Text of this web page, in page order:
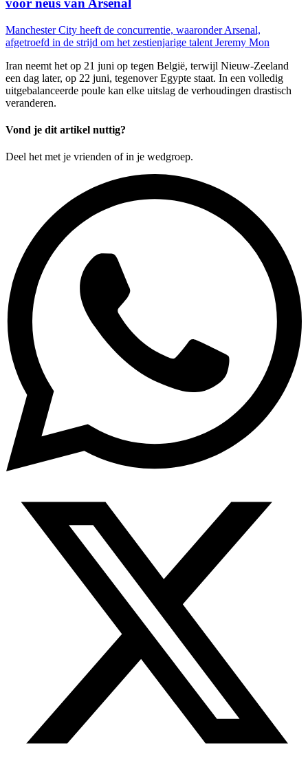
voor neus van Arsenal
Manchester City heeft de concurrentie, waaronder Arsenal,
afgetroefd in de strijd om het zestienjarige talent Jeremy Mon
Iran neemt het op 21 juni op tegen België, terwijl Nieuw-Zeeland
een dag later, op 22 juni, tegenover Egypte staat. In een volledig
uitgebalanceerde poule kan elke uitslag de verhoudingen drastisch
veranderen.
Vond je dit artikel nuttig?
Deel het met je vrienden of in je wedgroep.